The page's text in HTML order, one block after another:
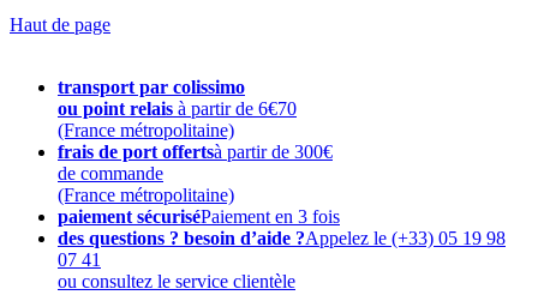
Haut de page
transport par colissimo
ou point relais à partir de 6€70
(France métropolitaine)
frais de port offertsà partir de 300€
de commande
(France métropolitaine)
paiement sécuriséPaiement en 3 fois
des questions ? besoin d’aide ?Appelez le (+33) 05 19 98
07 41
ou consultez le service clientèle